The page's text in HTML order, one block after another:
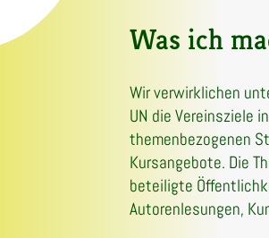
Was ich
Wir verwirklichen
UN die Vereinsziele
themenbezogenen
Kursangebote. Die
beteiligte
Autorenlesungen,